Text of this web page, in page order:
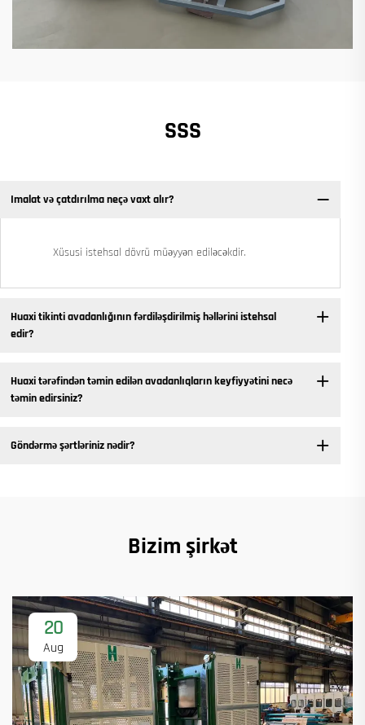
SSS
Imalat və çatdırılma neçə vaxt alır?
Xüsusi istehsal dövrü müəyyən ediləcəkdir.
Huaxi tikinti avadanlığının fərdiləşdirilmiş həllərini istehsal
edir?
Huaxi tərəfindən təmin edilən avadanlıqların keyfiyyətini necə
təmin edirsiniz?
Göndərmə şərtləriniz nədir?
Bizim şirkət
20
Aug